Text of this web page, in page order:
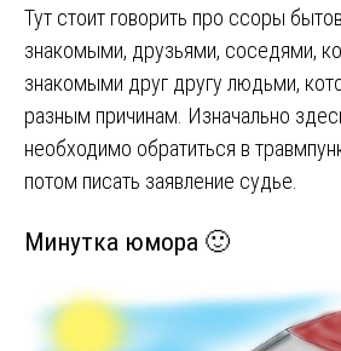
Тут стоит говорить про ссоры
знакомыми, друзьями, соседями,
знакомыми друг другу людьми,
разным причинам. Изначально
необходимо обратиться в
потом писать заявление судье.
Минутка юмора 🙂